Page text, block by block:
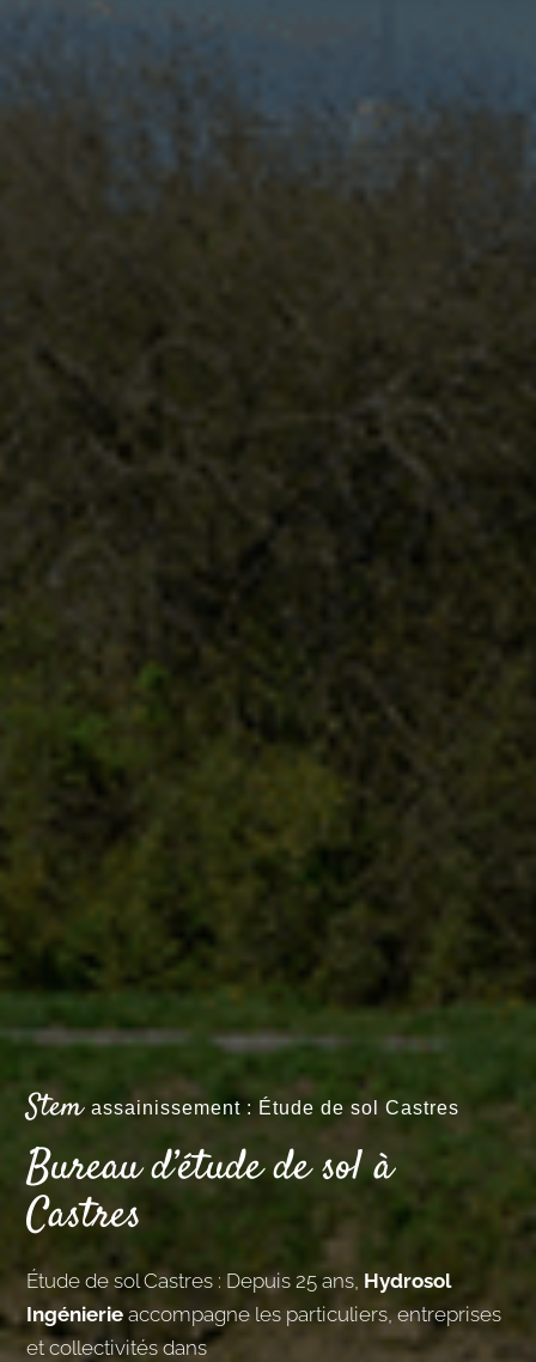
Stemassainissement : Étude de sol Castres
Bureau d’étude de sol à
Castres
Étude de sol Castres : Depuis 25 ans, Hydrosol
Ingénierieaccompagne les particuliers, entreprises
et collectivités dans